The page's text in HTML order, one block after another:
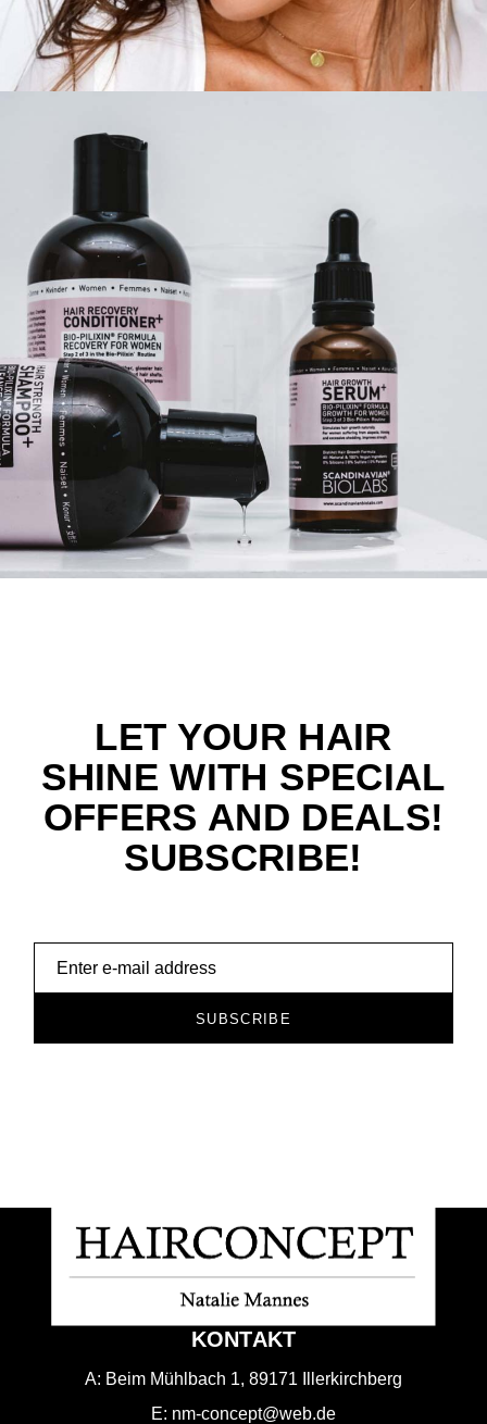
LET YOUR HAIR
SHINE WITH SPECIAL
OFFERS AND DEALS!
SUBSCRIBE!
SUBSCRIBE
KONTAKT
A: Beim Mühlbach 1, 89171 Illerkirchberg
E: nm-concept@web.de